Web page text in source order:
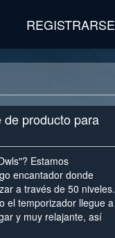
REGISTRARSE
producto para
Estamos
encantador donde
a través de 50 niveles.
el temporizador llegue a
y muy relajante, así